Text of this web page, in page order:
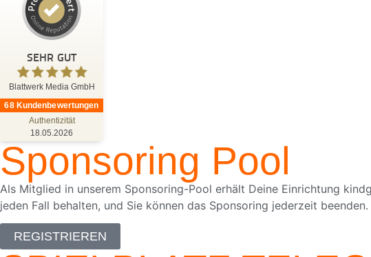
SEHR GUT
Blattwerk Media GmbH
68 Kundenbewertungen
Authentizität
18.05.2026
Kundenbewertungen und Erfahrungen zu
Blattwerk Media GmbH
SEHR GUT
4,81
/
5,00
Bewertungen auf ProvenExpert.com
Blick aufs ProvenExpert-Profil werfen
Anonym
18.05.2026
Wir haben das Buch "Hase Hollywood"
gewonnen. Die Zustellung des Preises
Sponsoring Pool
Als Mitglied in unserem Sponsoring-Pool erhält Deine Einrichtung
jeden Fall behalten, und Sie können das Sponsoring jederzeit beenden.
REGISTRIEREN